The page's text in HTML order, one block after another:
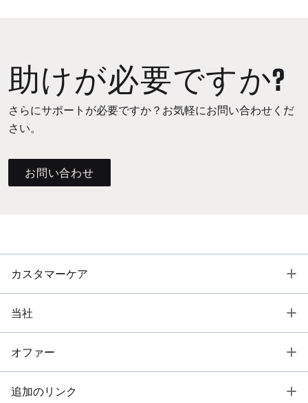
助けが必要ですか?
さらにサポートが必要ですか？お気軽にお問い合わせくだ
さい。
お問い合わせ
カスタマーケア
当社
オファー
追加のリンク